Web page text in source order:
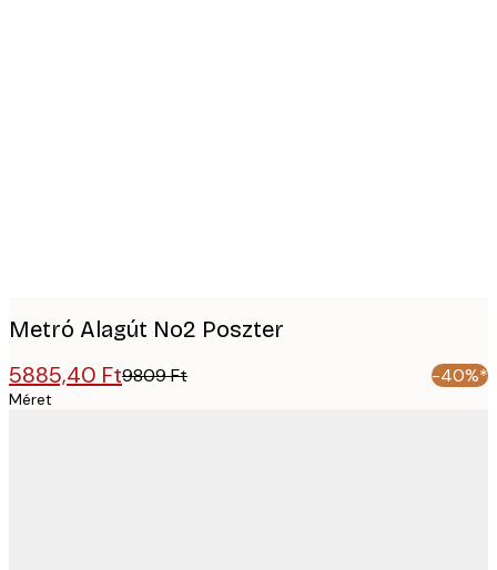
Metró Alagút No2 Poszter
5885,40 Ft9809 Ft -40%*
Méret